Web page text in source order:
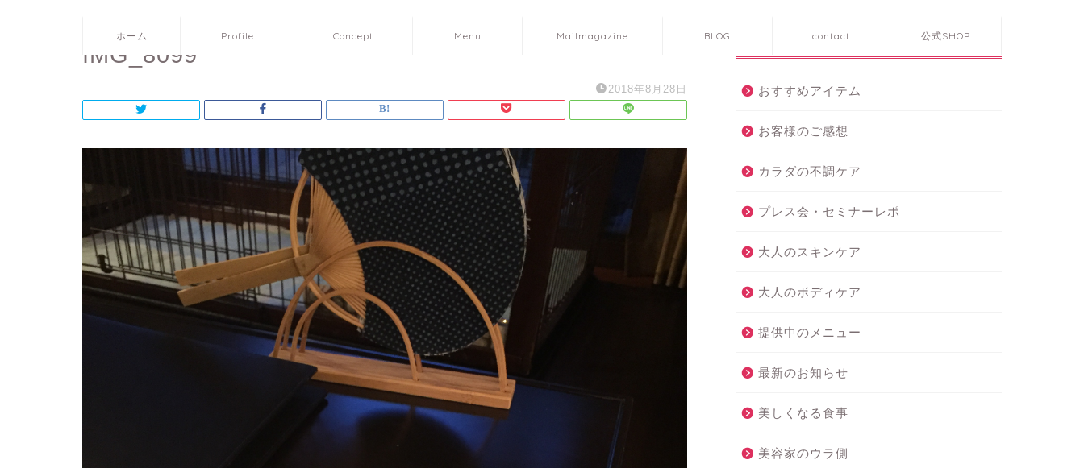
ホーム Profile Concept Menu Mailmagazine BLOG contact 公式SHOP
IMG_8099
2018年8月28日
カテゴリー
おすすめアイテム
お客様のご感想
カラダの不調ケア
プレス会・セミナーレポ
大人のスキンケア
大人のボディケア
提供中のメニュー
最新のお知らせ
美しくなる食事
美容家のウラ側